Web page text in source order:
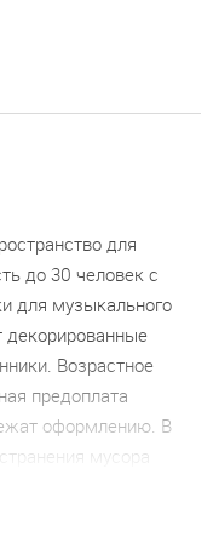
для
до 30 человек с
для музыкального
Возрастное
предоплата
оформлению. В
мусора
плату. Обратите